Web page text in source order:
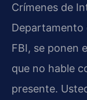
Crímenes de
Departamento
FBI, se ponen
que no hable
presente.